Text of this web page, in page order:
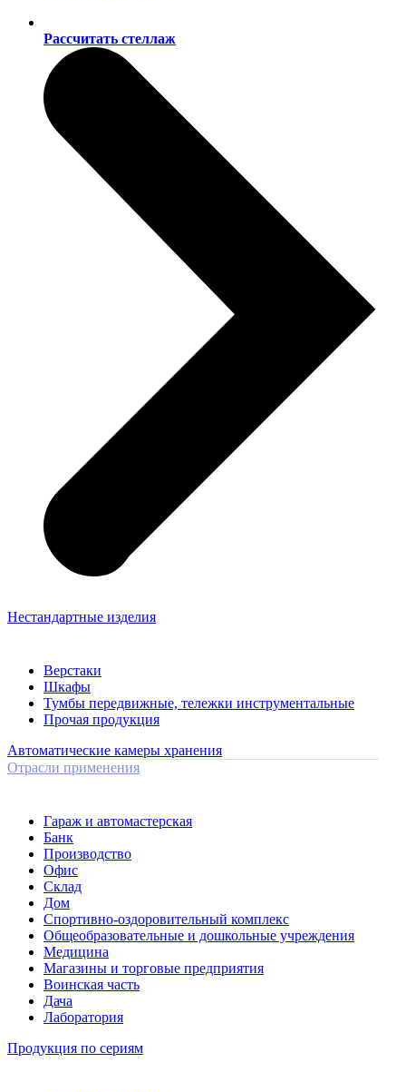
Рассчитать стеллаж
Нестандартные изделия
Верстаки
Шкафы
Тумбы передвижные, тележки инструментальные
Прочая продукция
Автоматические камеры хранения
Отрасли применения
Гараж и автомастерская
Банк
Производство
Офис
Склад
Дом
Спортивно-оздоровительный комплекс
Общеобразовательные и дошкольные учреждения
Медицина
Магазины и торговые предприятия
Воинская часть
Дача
Лаборатория
Продукция по сериям